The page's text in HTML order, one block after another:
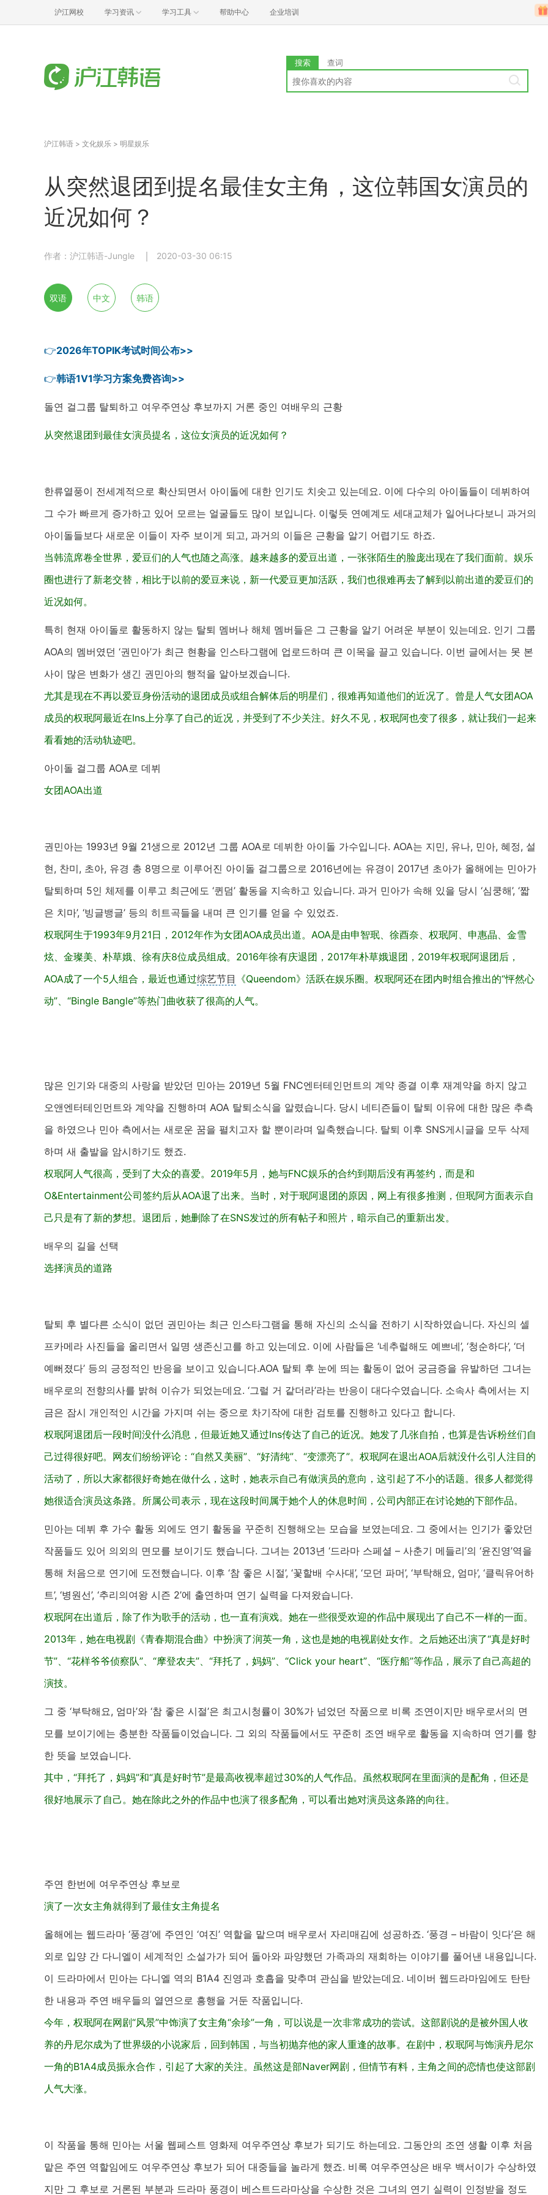
沪江网校 学习资讯 学习工具 帮助中心 企业培训
搜索 查词
沪江韩语 > 文化娱乐 > 明星娱乐
从突然退团到提名最佳女主角，这位韩国女演员的
近况如何？
作者：沪江韩语-Jungle 2020-03-30 06:15
双语 中文 韩语
👉2026年TOPIK考试时间公布>>
👉韩语1V1学习方案免费咨询>>
돌연 걸그룹 탈퇴하고 여우주연상 후보까지 거론 중인 여배우의 근황
从突然退团到最佳女演员提名，这位女演员的近况如何？
한류열풍이 전세계적으로 확산되면서 아이돌에 대한 인기도 치솟고 있는데요. 이에 다수의 아이돌들이 데뷔하여
그 수가 빠르게 증가하고 있어 모르는 얼굴들도 많이 보입니다. 이렇듯 연예계도 세대교체가 일어나다보니 과거의
아이돌들보다 새로운 이들이 자주 보이게 되고, 과거의 이들은 근황을 알기 어렵기도 하죠.
当韩流席卷全世界，爱豆们的人气也随之高涨。越来越多的爱豆出道，一张张陌生的脸庞出现在了我们面前。娱乐
圈也进行了新老交替，相比于以前的爱豆来说，新一代爱豆更加活跃，我们也很难再去了解到以前出道的爱豆们的
近况如何。
특히 현재 아이돌로 활동하지 않는 탈퇴 멤버나 해체 멤버들은 그 근황을 알기 어려운 부분이 있는데요. 인기 그룹
AOA의 멤버였던 ‘권민아’가 최근 현황을 인스타그램에 업로드하며 큰 이목을 끌고 있습니다. 이번 글에서는 못 본
사이 많은 변화가 생긴 권민아의 행적을 알아보겠습니다.
尤其是现在不再以爱豆身份活动的退团成员或组合解体后的明星们，很难再知道他们的近况了。曾是人气女团AOA
成员的权珉阿最近在Ins上分享了自己的近况，并受到了不少关注。好久不见，权珉阿也变了很多，就让我们一起来
看看她的活动轨迹吧。
아이돌 걸그룹 AOA로 데뷔
女团AOA出道
권민아는 1993년 9월 21생으로 2012년 그룹 AOA로 데뷔한 아이돌 가수입니다. AOA는 지민, 유나, 민아, 혜정, 설
현, 찬미, 초아, 유경 총 8명으로 이루어진 아이돌 걸그룹으로 2016년에는 유경이 2017년 초아가 올해에는 민아가
탈퇴하며 5인 체제를 이루고 최근에도 ‘퀸덤’ 활동을 지속하고 있습니다. 과거 민아가 속해 있을 당시 ‘심쿵해’, ‘짧
은 치마’, ‘빙글뱅글’ 등의 히트곡들을 내며 큰 인기를 얻을 수 있었죠.
权珉阿生于1993年9月21日，2012年作为女团AOA成员出道。AOA是由申智珉、徐酉奈、权珉阿、申惠晶、金雪
炫、金璨美、朴草娥、徐有庆8位成员组成。2016年徐有庆退团，2017年朴草娥退团，2019年权珉阿退团后，
AOA成了一个5人组合，最近也通过综艺节目 《Queendom》活跃在娱乐圈。权珉阿还在团内时组合推出的“怦然心
动”、“Bingle Bangle”等热门曲收获了很高的人气。
많은 인기와 대중의 사랑을 받았던 민아는 2019년 5월 FNC엔터테인먼트의 계약 종결 이후 재계약을 하지 않고
오앤엔터테인먼트와 계약을 진행하며 AOA 탈퇴소식을 알렸습니다. 당시 네티즌들이 탈퇴 이유에 대한 많은 추측
을 하였으나 민아 측에서는 새로운 꿈을 펼치고자 할 뿐이라며 일축했습니다. 탈퇴 이후 SNS게시글을 모두 삭제
하며 새 출발을 암시하기도 했죠.
权珉阿人气很高，受到了大众的喜爱。2019年5月，她与FNC娱乐的合约到期后没有再签约，而是和
O&Entertainment公司签约后从AOA退了出来。当时，对于珉阿退团的原因，网上有很多推测，但珉阿方面表示自
己只是有了新的梦想。退团后，她删除了在SNS发过的所有帖子和照片，暗示自己的重新出发。
배우의 길을 선택
选择演员的道路
탈퇴 후 별다른 소식이 없던 권민아는 최근 인스타그램을 통해 자신의 소식을 전하기 시작하였습니다. 자신의 셀
프카메라 사진들을 올리면서 일명 생존신고를 하고 있는데요. 이에 사람들은 ‘네추럴해도 예쁘네’, ‘청순하다’, ‘더
예뻐졌다’ 등의 긍정적인 반응을 보이고 있습니다.AOA 탈퇴 후 눈에 띄는 활동이 없어 궁금증을 유발하던 그녀는
배우로의 전향의사를 밝혀 이슈가 되었는데요. ‘그럴 거 같더라’라는 반응이 대다수였습니다. 소속사 측에서는 지
금은 잠시 개인적인 시간을 가지며 쉬는 중으로 차기작에 대한 검토를 진행하고 있다고 합니다.
权珉阿退团后一段时间没什么消息，但最近她又通过Ins传达了自己的近况。她发了几张自拍，也算是告诉粉丝们自
己过得很好吧。网友们纷纷评论：“自然又美丽”、“好清纯”、“变漂亮了”。权珉阿在退出AOA后就没什么引人注目的
活动了，所以大家都很好奇她在做什么，这时，她表示自己有做演员的意向，这引起了不小的话题。很多人都觉得
她很适合演员这条路。所属公司表示，现在这段时间属于她个人的休息时间，公司内部正在讨论她的下部作品。
민아는 데뷔 후 가수 활동 외에도 연기 활동을 꾸준히 진행해오는 모습을 보였는데요. 그 중에서는 인기가 좋았던
작품들도 있어 의외의 면모를 보이기도 했습니다. 그녀는 2013년 ‘드라마 스페셜 – 사춘기 메들리’의 ‘윤진영’역을
통해 처음으로 연기에 도전했습니다. 이후 ‘참 좋은 시절’, ‘꽃할배 수사대’, ‘모던 파머’, ‘부탁해요, 엄마’, ‘클릭유어하
트’, ‘병원선’, ‘추리의여왕 시즌 2’에 출연하며 연기 실력을 다져왔습니다.
权珉阿在出道后，除了作为歌手的活动，也一直有演戏。她在一些很受欢迎的作品中展现出了自己不一样的一面。
2013年，她在电视剧《青春期混合曲》中扮演了润英一角，这也是她的电视剧处女作。之后她还出演了“真是好时
节”、“花样爷爷侦察队”、“摩登农夫”、“拜托了，妈妈”、“Click your heart”、“医疗船”等作品，展示了自己高超的
演技。
그 중 ‘부탁해요, 엄마’와 ‘참 좋은 시절’은 최고시청률이 30%가 넘었던 작품으로 비록 조연이지만 배우로서의 면
모를 보이기에는 충분한 작품들이었습니다. 그 외의 작품들에서도 꾸준히 조연 배우로 활동을 지속하며 연기를 향
한 뜻을 보였습니다.
其中，“拜托了，妈妈”和“真是好时节”是最高收视率超过30%的人气作品。虽然权珉阿在里面演的是配角，但还是
很好地展示了自己。她在除此之外的作品中也演了很多配角，可以看出她对演员这条路的向往。
주연 한번에 여우주연상 후보로
演了一次女主角就得到了最佳女主角提名
올해에는 웹드라마 ‘풍경’에 주연인 ‘여진’ 역할을 맡으며 배우로서 자리매김에 성공하죠. ‘풍경 – 바람이 잇다’은 해
외로 입양 간 다니엘이 세계적인 소설가가 되어 돌아와 파양했던 가족과의 재회하는 이야기를 풀어낸 내용입니다.
이 드라마에서 민아는 다니엘 역의 B1A4 진영과 호흡을 맞추며 관심을 받았는데요. 네이버 웹드라마임에도 탄탄
한 내용과 주연 배우들의 열연으로 흥행을 거둔 작품입니다.
今年，权珉阿在网剧“风景”中饰演了女主角“余珍”一角，可以说是一次非常成功的尝试。这部剧说的是被外国人收
养的丹尼尔成为了世界级的小说家后，回到韩国，与当初抛弃他的家人重逢的故事。在剧中，权珉阿与饰演丹尼尔
一角的B1A4成员振永合作，引起了大家的关注。虽然这是部Naver网剧，但情节有料，主角之间的恋情也使这部剧
人气大涨。
이 작품을 통해 민아는 서울 웹페스트 영화제 여우주연상 후보가 되기도 하는데요. 그동안의 조연 생활 이후 처음
맡은 주연 역할임에도 여우주연상 후보가 되어 대중들을 놀라게 했죠. 비록 여우주연상은 배우 백서이가 수상하였
지만 그 후보로 거론된 부분과 드라마 풍경이 베스트드라마상을 수상한 것은 그녀의 연기 실력이 인정받을 정도